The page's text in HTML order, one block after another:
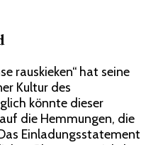
rauskieken“ hat seine
Kultur des
könnte dieser
die Hemmungen, die
Einladungsstatement